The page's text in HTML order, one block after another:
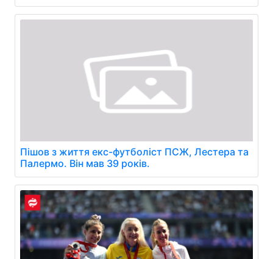
Пішов з життя екс-футболіст ПСЖ, Лестера та
Палермо. Він мав 39 років.